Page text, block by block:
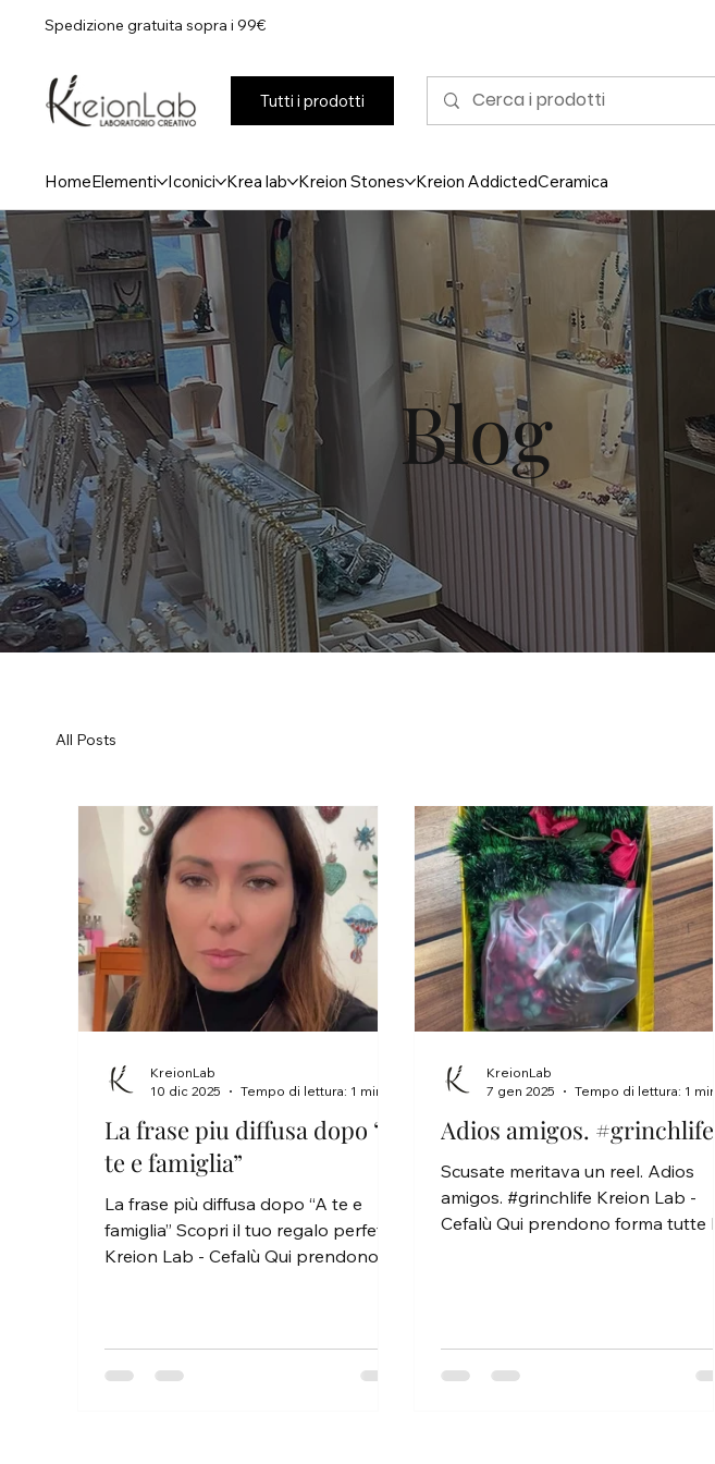
Spedizione gratuita sopra i 99€
Tutti i prodotti
HomeElementi Iconici Krea lab Kreion Stones Kreion AddictedCeramica
Blog
All Posts
La frase piu diffusa dopo “A
te e famiglia”
La frase più diffusa dopo “A te e
famiglia” Scopri il tuo regalo perfetto!
Kreion Lab - Cefalù Qui prendono
appositamente per la cliente, che sia
KreionLab
10 dic 2025
Tempo di lettura: 1 min
Adios amigos. #grinchlife
Scusate meritava un reel. Adios
amigos. #grinchlife Kreion Lab -
Cefalù Qui prendono forma tutte le
KreionLab
7 gen 2025
Tempo di lettura: 1 min